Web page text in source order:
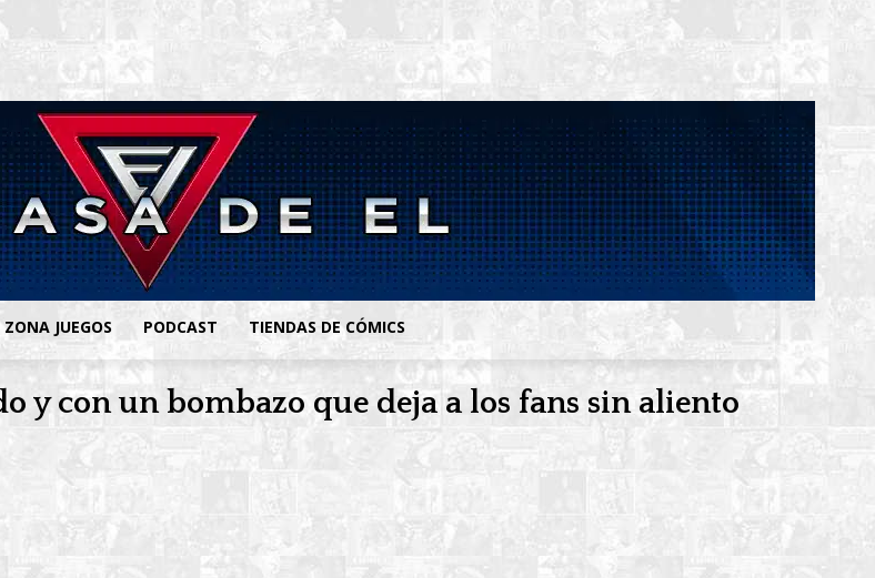
ZONA JUEGOS PODCAST TIENDAS DE CÓMICS
y con un bombazo que deja a los fans sin aliento